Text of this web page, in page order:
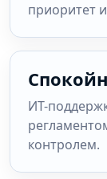
приоритет
ИТ-
контролем.